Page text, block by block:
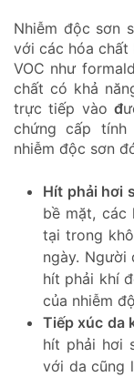
Nhiễm độc sơn
với các hóa
VOC như
chất có khả
trực tiếp vào đ
chứng cấp tính
nhiễm độc sơn
Hít phải hơi
bề mặt, các
tại trong
ngày.
hít phải khí
của nhiễm
Tiếp xúc da
hít phải hơi
với da cũng